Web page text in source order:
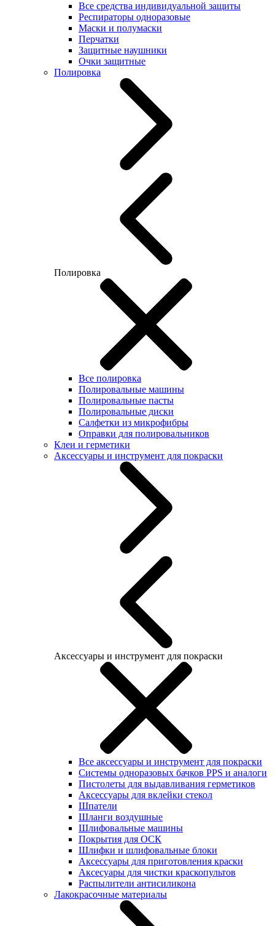
Все средства индивидуальной защиты
Респираторы одноразовые
Маски и полумаски
Перчатки
Защитные наушники
Очки защитные
Полировка
Полировка
Все полировка
Полировальные машины
Полировальные пасты
Полировальные диски
Салфетки из микрофибры
Оправки для полировальников
Клеи и герметики
Аксессуары и инструмент для покраски
Аксессуары и инструмент для покраски
Все аксессуары и инструмент для покраски
Системы одноразовых бачков PPS и аналоги
Пистолеты для выдавливания герметиков
Аксессуары для вклейки стекол
Шпатели
Шланги воздушные
Шлифовальные машины
Покрытия для ОСК
Шлифки и шлифовальные блоки
Аксессуары для приготовления краски
Аксесуары для чистки краскопультов
Распылители антисиликона
Лакокрасочные материалы